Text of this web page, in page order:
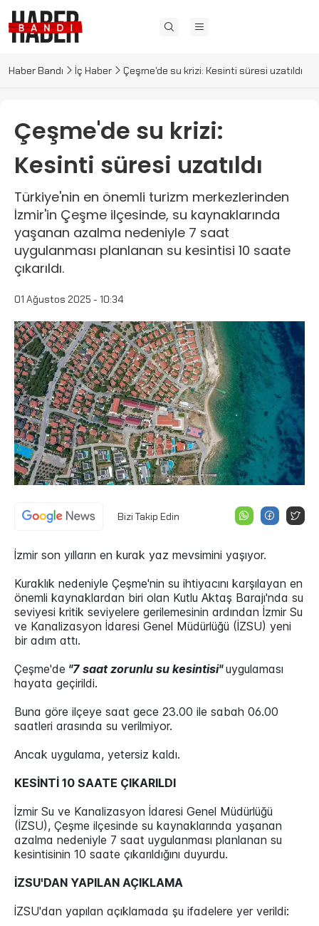
Haber Bandı İç Haber Çeşme'de su krizi: Kesinti süresi uzatıldı
Çeşme'de su krizi:
Kesinti süresi uzatıldı
Türkiye'nin en önemli turizm merkezlerinden
İzmir'in Çeşme ilçesinde, su kaynaklarında
yaşanan azalma nedeniyle 7 saat
uygulanması planlanan su kesintisi 10 saate
çıkarıldı.
01 Ağustos 2025 - 10:34
Bizi Takip Edin
İzmir son yılların en kurak yaz mevsimini yaşıyor.
Kuraklık nedeniyle Çeşme'nin su ihtiyacını karşılayan en
önemli kaynaklardan biri olan Kutlu Aktaş Barajı'nda su
seviyesi kritik seviyelere gerilemesinin ardından İzmir Su
ve Kanalizasyon İdaresi Genel Müdürlüğü (İZSU) yeni
bir adım attı.
Çeşme'de "7 saat zorunlu su kesintisi"uygulaması
hayata geçirildi.
Buna göre ilçeye saat gece 23.00 ile sabah 06.00
saatleri arasında su verilmiyor.
Ancak uygulama, yetersiz kaldı.
KESİNTİ 10 SAATE ÇIKARILDI
İzmir Su ve Kanalizasyon İdaresi Genel Müdürlüğü
(İZSU), Çeşme ilçesinde su kaynaklarında yaşanan
azalma nedeniyle 7 saat uygulanması planlanan su
kesintisinin 10 saate çıkarıldığını duyurdu.
İZSU'DAN YAPILAN AÇIKLAMA
İZSU'dan yapılan açıklamada şu ifadelere yer verildi: